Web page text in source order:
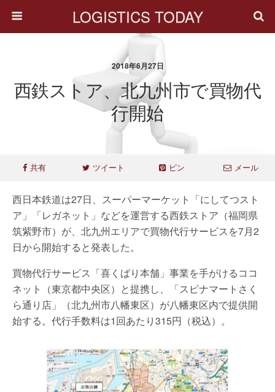
LOGISTICS TODAY
2018年6月27日
西鉄ストア、北九州市で買物代
行開始
共有 ツイート ピン メール
西日本鉄道は27日、スーパーマーケット「にしてつスト
ア」「レガネット」などを運営する西鉄ストア（福岡県
筑紫野市）が、北九州エリアで買物代行サービスを7月2
日から開始すると発表した。
買物代行サービス「喜くばり本舗」事業を手がけるココ
ネット（東京都中央区）と提携し、「スピナマートさく
ら通り店」（北九州市八幡東区）が八幡東区内で提供開
始する。代行手数料は1回あたり315円（税込）。